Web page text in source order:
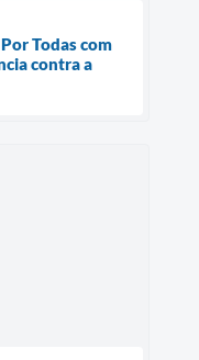
Todas com
contra a